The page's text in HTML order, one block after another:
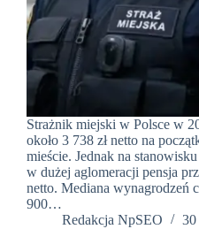
Strażnik miejski w Polsce w
około 3 738 zł netto na
mieście. Jednak na
w dużej aglomeracji pensja
netto. Mediana wynagrodzeń
900…
Redakcja NpSEO
30